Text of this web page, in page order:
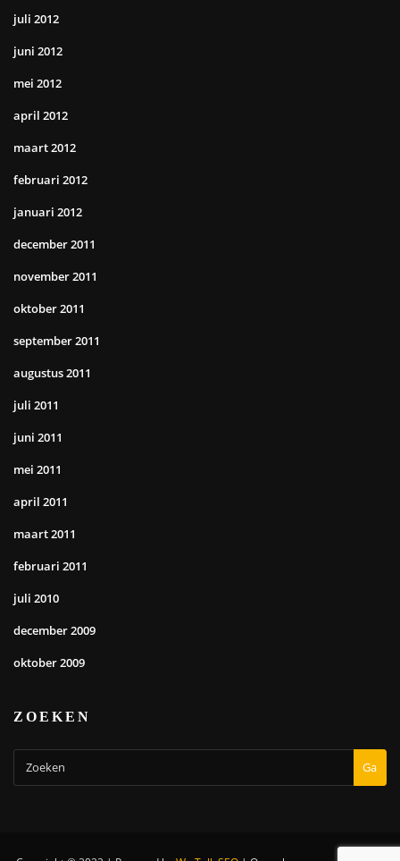
juli 2012
juni 2012
mei 2012
april 2012
maart 2012
februari 2012
januari 2012
december 2011
november 2011
oktober 2011
september 2011
augustus 2011
juli 2011
juni 2011
mei 2011
april 2011
maart 2011
februari 2011
juli 2010
december 2009
oktober 2009
ZOEKEN
Ga